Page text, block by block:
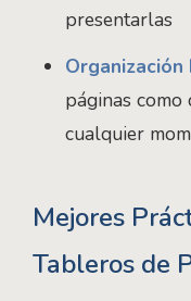
presentarlas
páginas como
cualquier
Mejores
Tableros de